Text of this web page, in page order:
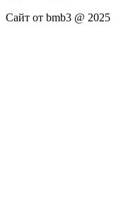
Сайт от bmb3 @ 2025